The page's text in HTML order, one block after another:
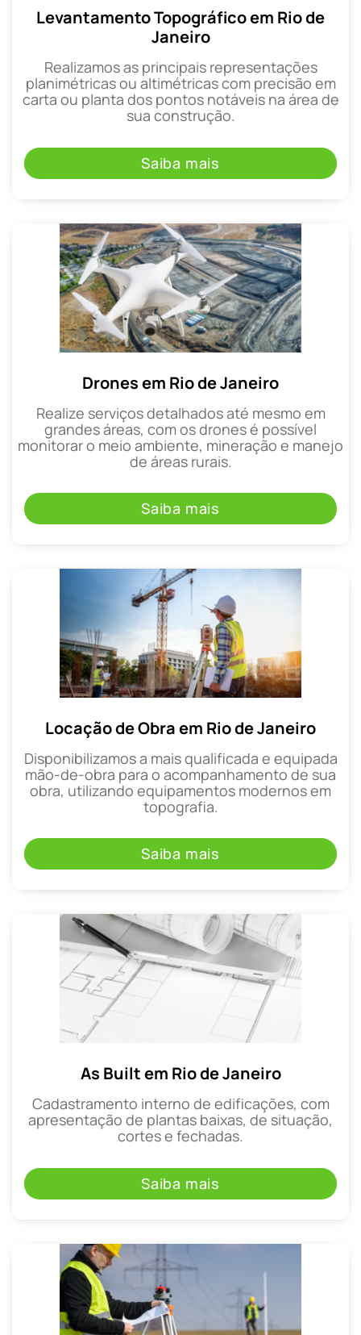
Levantamento Topográfico em Rio de
Janeiro
Realizamos as principais representações
planimétricas ou altimétricas com precisão em
carta ou planta dos pontos notáveis na área de
sua construção.
Saiba mais
Drones em Rio de Janeiro
Realize serviços detalhados até mesmo em
grandes áreas, com os drones é possível
monitorar o meio ambiente, mineração e manejo
de áreas rurais.
Saiba mais
Locação de Obra em Rio de Janeiro
Disponibilizamos a mais qualificada e equipada
mão-de-obra para o acompanhamento de sua
obra, utilizando equipamentos modernos em
topografia.
Saiba mais
As Built em Rio de Janeiro
Cadastramento interno de edificações, com
apresentação de plantas baixas, de situação,
cortes e fechadas.
Saiba mais